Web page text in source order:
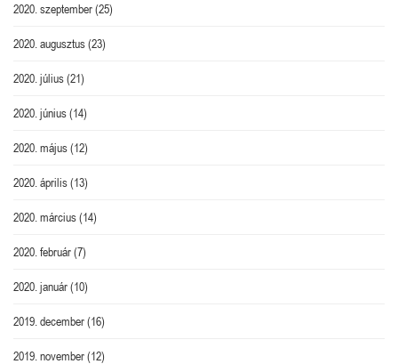
2020. szeptember(25)
2020. augusztus(23)
2020. július(21)
2020. június(14)
2020. május(12)
2020. április(13)
2020. március(14)
2020. február(7)
2020. január(10)
2019. december(16)
2019. november(12)